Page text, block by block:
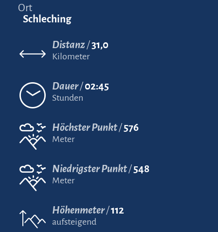
Ort
Schleching
Distanz 31,0
Kilometer
Dauer 02:45
Stunden
Höchster Punkt 576
Meter
Niedrigster Punkt 548
Meter
Höhenmeter 112
aufsteigend